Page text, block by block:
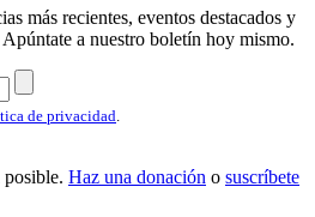
más recientes, eventos destacados y
Apúntate a nuestro boletín hoy mismo.
de privacidad.
Haz una donación o suscríbete